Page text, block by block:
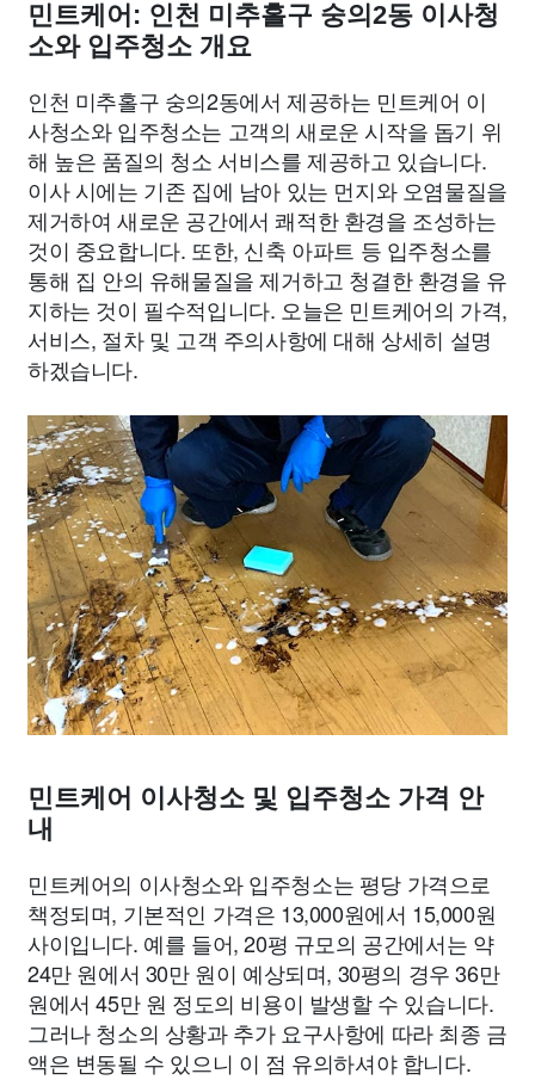
민트케어: 인천 미추홀구 숭의2동 이사청
소와 입주청소 개요
인천 미추홀구 숭의2동에서 제공하는 민트케어 이
사청소와 입주청소는 고객의 새로운 시작을 돕기 위
해 높은 품질의 청소 서비스를 제공하고 있습니다.
이사 시에는 기존 집에 남아 있는 먼지와 오염물질을
제거하여 새로운 공간에서 쾌적한 환경을 조성하는
것이 중요합니다. 또한, 신축 아파트 등 입주청소를
통해 집 안의 유해물질을 제거하고 청결한 환경을 유
지하는 것이 필수적입니다. 오늘은 민트케어의 가격,
서비스, 절차 및 고객 주의사항에 대해 상세히 설명
하겠습니다.
민트케어 이사청소 및 입주청소 가격 안
내
민트케어의 이사청소와 입주청소는 평당 가격으로
책정되며, 기본적인 가격은 13,000원에서 15,000원
사이입니다. 예를 들어, 20평 규모의 공간에서는 약
24만 원에서 30만 원이 예상되며, 30평의 경우 36만
원에서 45만 원 정도의 비용이 발생할 수 있습니다.
그러나 청소의 상황과 추가 요구사항에 따라 최종 금
액은 변동될 수 있으니 이 점 유의하셔야 합니다.